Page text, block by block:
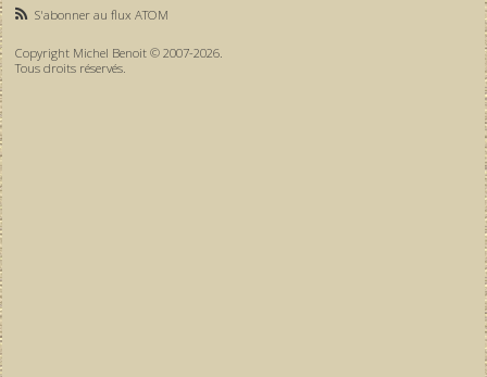
S'abonner au flux ATOM
Copyright Michel Benoit © 2007-2026.
Tous droits réservés.